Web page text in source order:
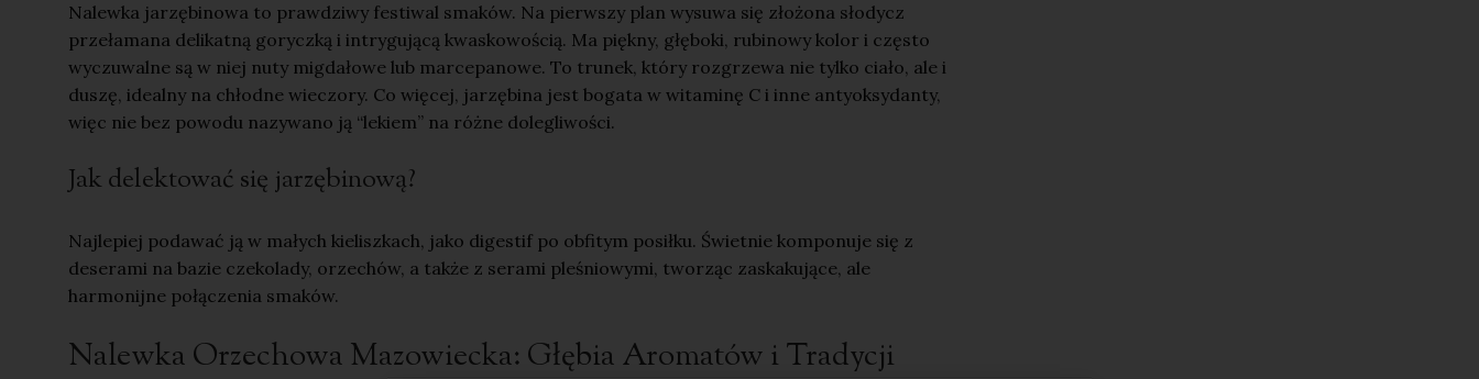
Nalewka jarzębinowa to prawdziwy festiwal smaków. Na pierwszy plan wysuwa się złożona słodycz
przełamana delikatną goryczką i intrygującą kwaskowością. Ma piękny, głęboki, rubinowy kolor i często
wyczuwalne są w niej nuty migdałowe lub marcepanowe. To trunek, który rozgrzewa nie tylko ciało, ale i
duszę, idealny na chłodne wieczory. Co więcej, jarzębina jest bogata w witaminę C i inne antyoksydanty,
więc nie bez powodu nazywano ją “lekiem” na różne dolegliwości.
Jak delektować się jarzębinową?
Najlepiej podawać ją w małych kieliszkach, jako digestif po obfitym posiłku. Świetnie komponuje się z
deserami na bazie czekolady, orzechów, a także z serami pleśniowymi, tworząc zaskakujące, ale
harmonijne połączenia smaków.
Nalewka Orzechowa Mazowiecka: Głębia Aromatów i Tradycji